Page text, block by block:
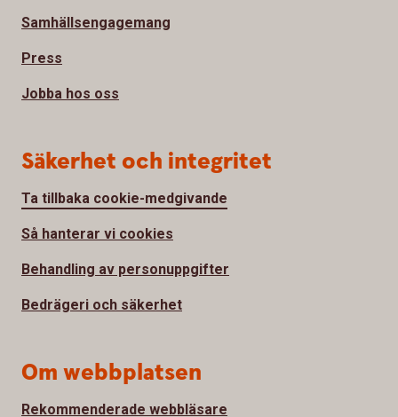
Samhällsengagemang
Press
Jobba hos oss
Säkerhet och integritet
Ta tillbaka cookie-medgivande
Så hanterar vi cookies
Behandling av personuppgifter
Bedrägeri och säkerhet
Om webbplatsen
Rekommenderade webbläsare